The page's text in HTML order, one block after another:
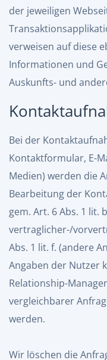
der jeweiligen
verweisen auf diese
Informationen und
Auskunfts- und
Bei der
Kontaktformular, E-
Medien) werden die
Bearbeitung der
gem. Art. 6 Abs. 1 lit.
vertraglicher-/
Abs. 1 lit. f. (andere
Angaben der Nutzer
Relationship-
vergleichbarer
werden.
Wir löschen die